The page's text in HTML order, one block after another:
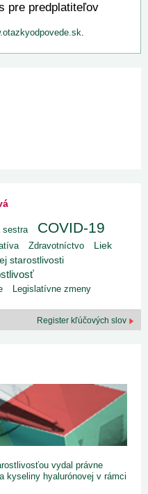
pre predplatiteľov
.
sestra COVID-19
Zdravotníctvo Liek
starostlivosti
Legislatívne zmeny
Register kľúčových slov
vydal právne
kyseliny hyalurónovej v rámci